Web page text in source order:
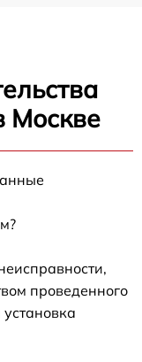
Москве
проведенного